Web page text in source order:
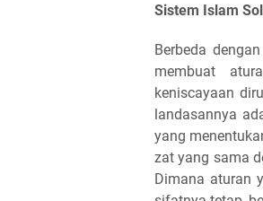
Sistem Islam
Berbeda
membuat
keniscayaan
landasannya
yang
zat yang sama
Dimana aturan